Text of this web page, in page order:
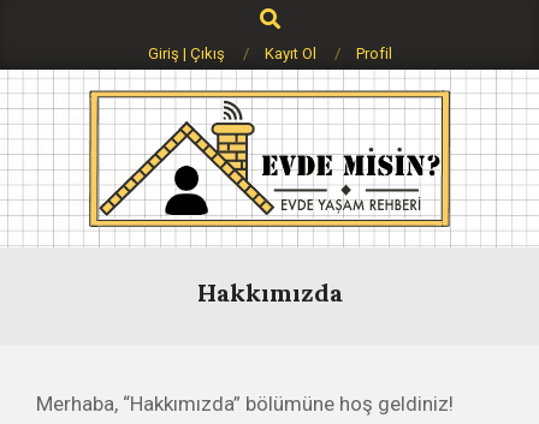
content
Search
Giriş | Çıkış Kayıt Ol Profil
Evdemisin.com
Hakkımızda
Merhaba, “Hakkımızda” bölümüne hoş geldiniz!